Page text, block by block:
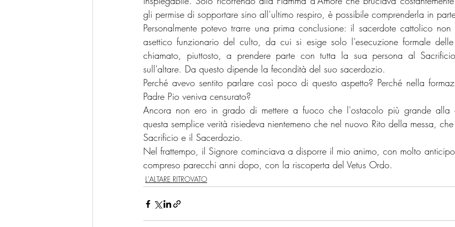
gli permise di sopportare sino all’ultimo respiro, è possibile comprenderla in
Personalmente potevo trarre una prima conclusione: il sacerdote cattolico
asettico funzionario del culto, da cui si esige solo l’esecuzione formale
chiamato, piuttosto, a prendere parte con tutta la sua persona al
sull’altare. Da questo dipende la fecondità del suo sacerdozio.
Perché avevo sentito parlare così poco di questo aspetto? Perché nella
Padre Pio veniva censurato?
Ancora non ero in grado di mettere a fuoco che l'ostacolo più grande alla
questa semplice verità risiedeva nientemeno che nel nuovo Rito della messa,
Sacrificio e il Sacerdozio.
Nel frattempo, il Signore cominciava a disporre il mio animo, con molto
compreso parecchi anni dopo, con la riscoperta del Vetus Ordo.
L'ALTARE RITROVATO